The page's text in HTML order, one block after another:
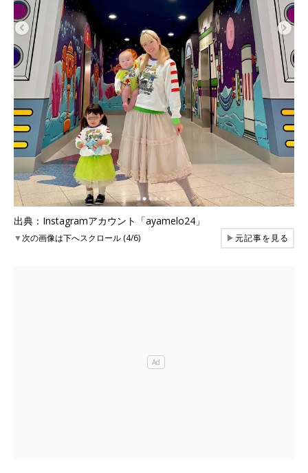
出典：Instagramアカウント「ayamelo24」
▼次の画像は下へスクロール (4/6) ▶元記事を見る